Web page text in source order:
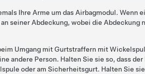
Ihre Arme um das Airbagmodul. Wenn
seiner Abdeckung, wobei die Abdeckung
Umgang mit Gurtstraffern mit
andere Person. Halten Sie sie so, dass
oder am Sicherheitsgurt. Halten Sie